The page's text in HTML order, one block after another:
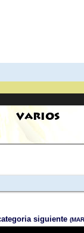
VARIOS
siguiente